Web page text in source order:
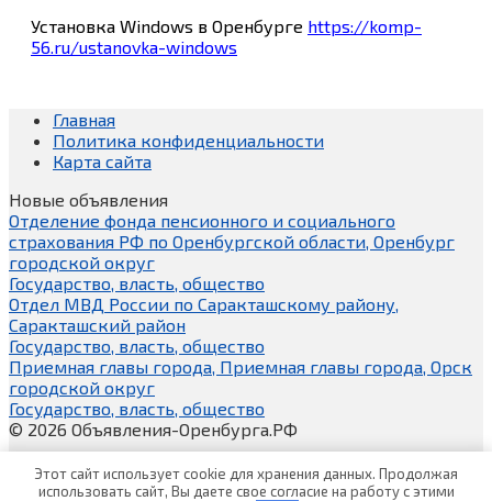
Установка Windows в Оренбурге https://komp-
56.ru/ustanovka-windows
Главная
Политика конфиденциальности
Карта сайта
Новые объявления
Отделение фонда пенсионного и социального
страхования РФ по Оренбургской области, Оренбург
городской округ
Государство, власть, общество
Отдел МВД России по Саракташскому району,
Саракташский район
Государство, власть, общество
Приемная главы города, Приемная главы города, Орск
городской округ
Государство, власть, общество
© 2026 Объявления-Оренбурга.РФ
Этот сайт использует cookie для хранения данных. Продолжая
использовать сайт, Вы даете свое согласие на работу с этими